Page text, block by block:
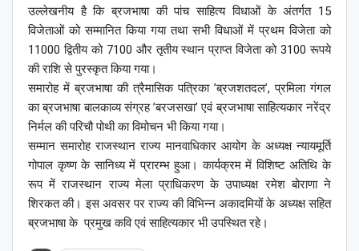
उल्लेखनीय है कि ब्रजभाषा की पांच साहित्य विधाओं के अंतर्गत 15
विजेताओं को सम्मानित किया गया तथा सभी विधाओं में प्रथम विजेता को
11000 द्वितीय को 7100 और तृतीय स्थान प्राप्त विजेता को 3100 रूपये
की राशि से पुरस्कृत किया गया।
समारोह में ब्रजभाषा की त्रैमासिक पत्रिका ’ब्रजशतदल’, प्रमिला गंगल
का ब्रजभाषा बालकाव्य संग्रह ’बरजसखा’ एवं ब्रजभाषा साहित्यकार नरेंद्र
निर्मल की परिचौ पोथी का विमोचन भी किया गया।
सम्मान समारोह राजस्थान राज्य मानवाधिकार आयोग के अध्यक्ष न्यायमूर्ति
गोपाल कृष्ण के सानिध्य में प्रारम्भ हुआ। कार्यक्रम में विशिष्ट अतिथि के
रूप में राजस्थान राज्य मेला प्राधिकरण के उपाध्यक्ष रमेश बोराणा ने
शिरकत की। इस अवसर पर राज्य की विभिन्न अकादमियों के अध्यक्ष सहित
ब्रजभाषा के प्रमुख कवि एवं साहित्यकार भी उपस्थित रहे।